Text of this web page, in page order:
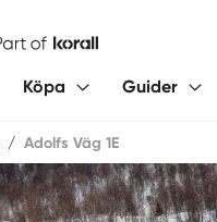
Köpa Guider
/ Adolfs Väg 1E